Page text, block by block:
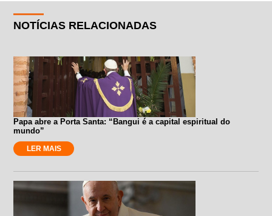
NOTÍCIAS RELACIONADAS
Papa abre a Porta Santa: “Bangui é a capital espiritual do
mundo”
LER MAIS